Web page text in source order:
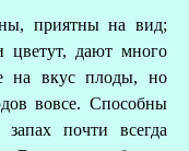
приятны на вид;
цветут, дают много
на вкус плоды, но
вовсе. Способны
почти всегда